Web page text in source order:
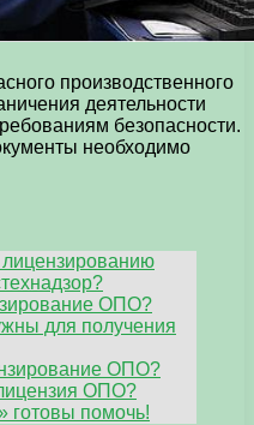
производственного
деятельности
безопасности.
необходимо
лицензированию
ОПО?
для получения
ОПО?
ОПО?
готовы помочь!